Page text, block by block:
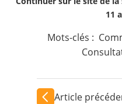
11
Mots-clés :
Article